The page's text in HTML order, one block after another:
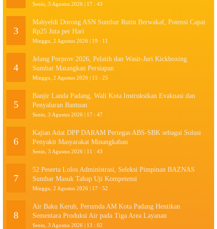
Senin, 3 Agustus 2026 | 17 : 43
3
Mahyeldi Dorong ASN Sumbar Rutin Berwakaf, Potensi Capai
Rp25 Juta per Hari
Minggu, 2 Agustus 2026 | 19 : 11
4
Jelang Porprov 2026, Pelatih dan Wasit-Juri Kickboxing
Sumbar Matangkan Persiapan
Minggu, 2 Agustus 2026 | 15 : 25
5
Banjir Landa Padang, Wali Kota Instruksikan Evakuasi dan
Penyaluran Bantuan
Senin, 3 Agustus 2026 | 17 : 47
6
Kajian Adat DPP DARAM Pertegas ABS-SBK sebagai Solusi
Penyakit Masyarakat Minangkabau
Senin, 3 Agustus 2026 | 11 : 43
7
52 Peserta Lolos Administrasi, Seleksi Pimpinan BAZNAS
Sumbar Masuk Tahap Uji Kompetensi
Minggu, 2 Agustus 2026 | 17 : 52
8
Air Baku Keruh, Perumda AM Kota Padang Hentikan
Sementara Produksi Air pada Tiga Area Layanan
Senin, 3 Agustus 2026 | 13 : 02